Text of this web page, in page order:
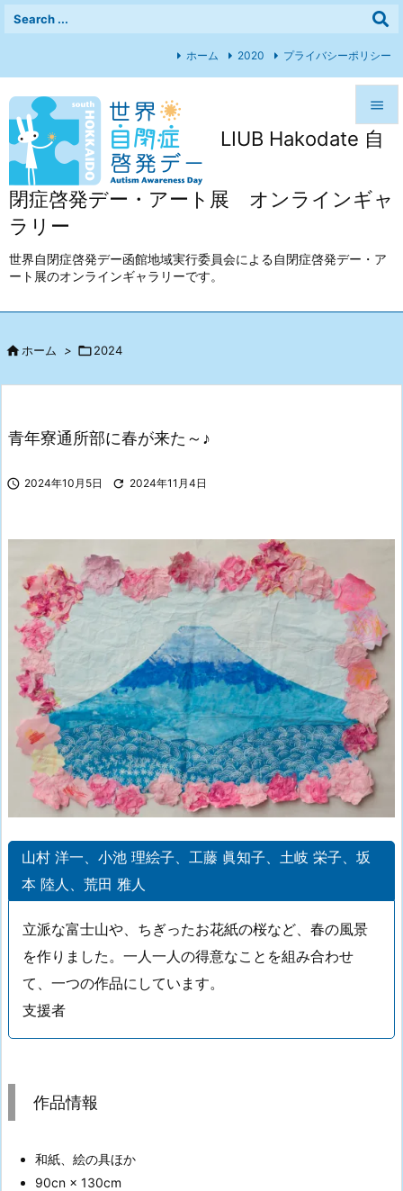
LIUB Hakodate 自
閉症啓発デー・アート展 オンラインギャ
ラリー
世界自閉症啓発デー函館地域実行委員会による自閉症啓発デー・ア
ート展のオンラインギャラリーです。



前へ
次へ
ホーム 2020 プライバシーポリシー
ホーム > 2024
青年寮通所部に春が来た～♪
 2024年10月5日  2024年11月4日
山村 洋一、小池 理絵子、工藤 眞知子、土岐 栄子、坂
本 陸人、荒田 雅人
立派な富士山や、ちぎったお花紙の桜など、春の風景
を作りました。一人一人の得意なことを組み合わせ
て、一つの作品にしています。
支援者
作品情報
和紙、絵の具ほか
90cn × 130cm